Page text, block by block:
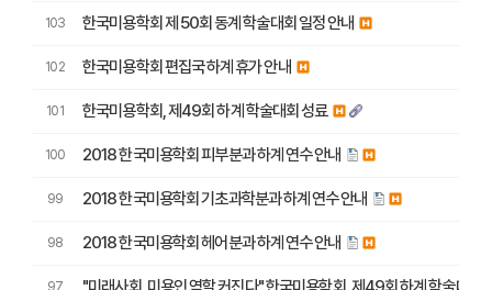
103 한국미용학회 제 50회 동계 학술대회 일정 안내
102 한국미용학회 편집국 하계 휴가 안내
101 한국미용학회, 제49회 하계 학술대회 성료
100 2018 한국미용학회 피부분과 하계 연수 안내
99 2018 한국미용학회 기초과학분과 하계 연수 안내
98 2018 한국미용학회 헤어분과 하계 연수 안내
97